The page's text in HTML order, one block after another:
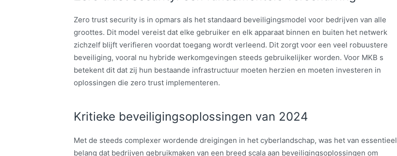
Zero trust security is in opmars als het standaard beveiligingsmodel voor bedrijven van alle
groottes. Dit model vereist dat elke gebruiker en elk apparaat binnen en buiten het netwerk
zichzelf blijft verifieren voordat toegang wordt verleend. Dit zorgt voor een veel robuustere
beveiliging, vooral nu hybride werkomgevingen steeds gebruikelijker worden. Voor MKB s
betekent dit dat zij hun bestaande infrastructuur moeten herzien en moeten investeren in
oplossingen die zero trust implementeren.
Kritieke beveiligingsoplossingen van 2024
Met de steeds complexer wordende dreigingen in het cyberlandschap, was het van essentieel
belang dat bedrijven gebruikmaken van een breed scala aan beveiligingsoplossingen om